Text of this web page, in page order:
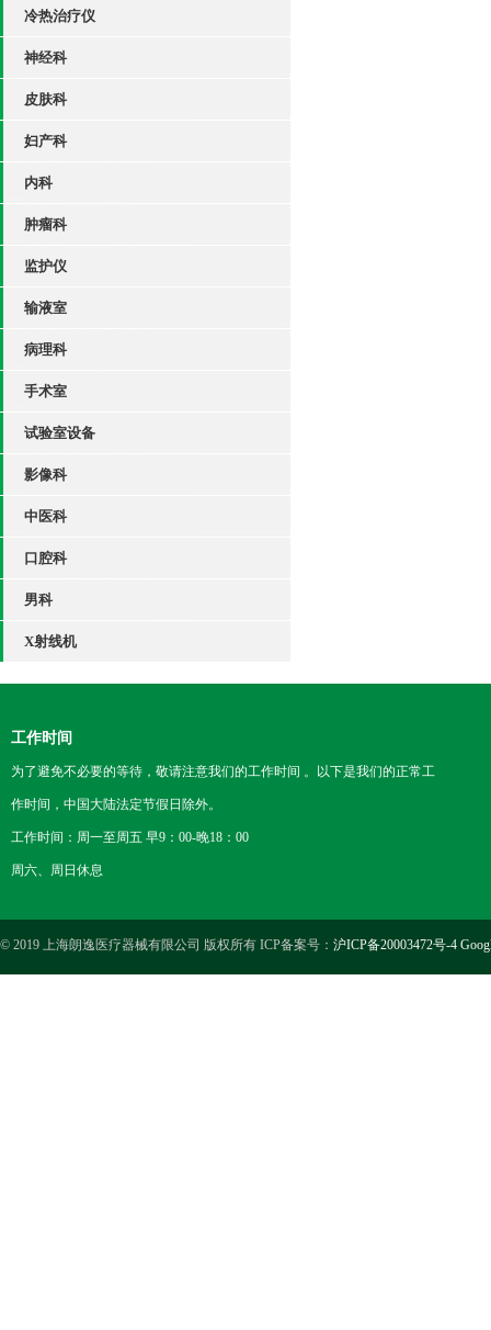
冷热治疗仪
神经科
皮肤科
妇产科
内科
肿瘤科
监护仪
输液室
病理科
手术室
试验室设备
影像科
中医科
口腔科
男科
X射线机
工作时间
为了避免不必要的等待，敬请注意我们的工作时间 。以下是我们的正常工
作时间，中国大陆法定节假日除外。
工作时间：周一至周五 早9：00-晚18：00
周六、周日休息
© 2019 上海朗逸医疗器械有限公司 版权所有 ICP备案号： 沪ICP备20003472号-4